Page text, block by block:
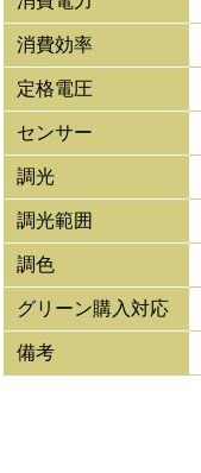
消費効率
定格電圧
センサー
調光
調光範囲
調色
グリーン購入対応
備考